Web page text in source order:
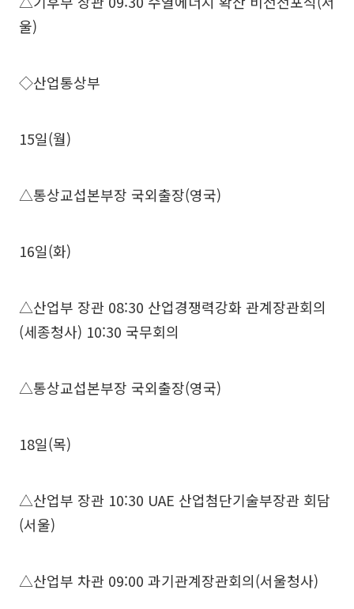
울)
◇산업통상부
15일(월)
△통상교섭본부장 국외출장(영국)
16일(화)
△산업부 장관 08:30 산업경쟁력강화 관계장관회의
(세종청사) 10:30 국무회의
△통상교섭본부장 국외출장(영국)
18일(목)
△산업부 장관 10:30 UAE 산업첨단기술부장관 회담
(서울)
△산업부 차관 09:00 과기관계장관회의(서울청사)